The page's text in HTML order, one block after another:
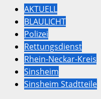
AKTUELL
BLAULICHT
Polizei
Rettungsdienst
Rhein-Neckar-Kreis
Sinsheim
Sinsheim Stadtteile